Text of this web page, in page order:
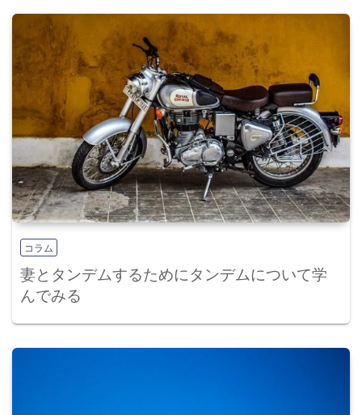
コラム
妻とタンデムするためにタンデムについて学
んでみる